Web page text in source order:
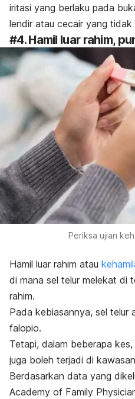
iritasi yang berlaku pada
lendir atau cecair yang tidak
#4. Hamil luar rahim,
Periksa ujian
Hamil luar rahim atau
di mana sel telur melekat di
rahim.
Pada kebiasannya, sel telur
falopio.
Tetapi, dalam beberapa kes,
juga boleh terjadi di
Berdasarkan data yang
Academy of Family